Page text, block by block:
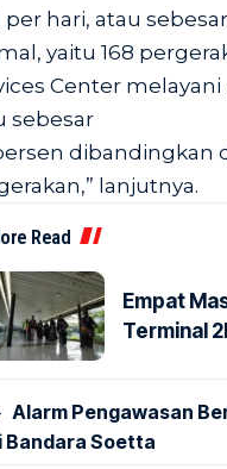
per hari, atau
yaitu 168
Center
sebesar
dibandingkan
lanjutnya.
Read
Empat
Terminal
Alarm Pengawasan
Bandara Soetta